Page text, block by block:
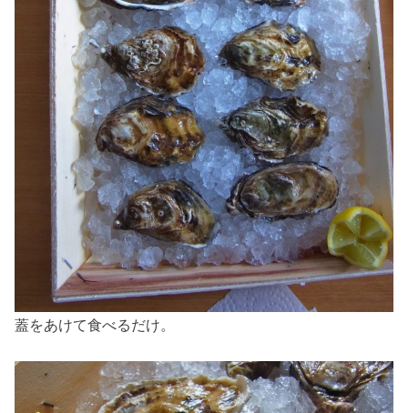
蓋をあけて食べるだけ。